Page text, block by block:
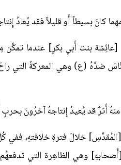
[عائِشة بنت أَبي بكرٍ] عندما
منهُ أَثرٌ قد يُعيدُ إِنتاجهُ آخرُونَ
خلالَ فترةِ خلافتهِ، ففي
وهي الظاهِرة التي